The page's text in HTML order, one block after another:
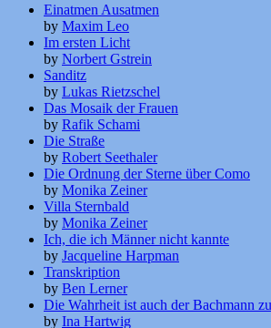
Einatmen Ausatmen
by Maxim Leo
Im ersten Licht
by Norbert Gstrein
Sanditz
by Lukas Rietzschel
Das Mosaik der Frauen
by Rafik Schami
Die Straße
by Robert Seethaler
Die Ordnung der Sterne über Como
by Monika Zeiner
Villa Sternbald
by Monika Zeiner
Ich, die ich Männer nicht kannte
by Jacqueline Harpman
Transkription
by Ben Lerner
Die Wahrheit ist auch der Bachmann
by Ina Hartwig